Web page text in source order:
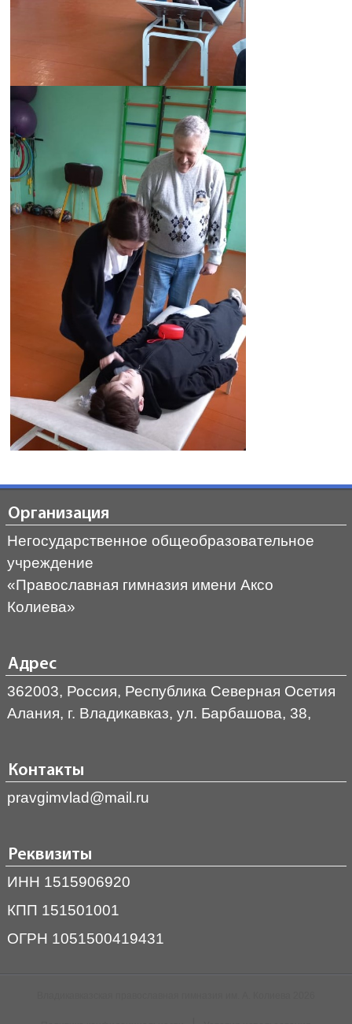
Организация
Негосударственное общеобразовательное
учреждение
«Православная гимназия имени Аксо
Колиева»
Адрес
362003, Россия, Республика Северная Осетия
Алания, г. Владикавказ, ул. Барбашова, 38,
Контакты
pravgimvlad@mail.ru
Реквизиты
ИНН 1515906920
КПП 151501001
ОГРН 1051500419431